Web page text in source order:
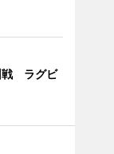
戦 ラグビ